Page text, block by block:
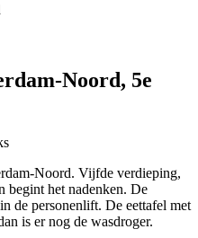
Noord, 5e
Noord. Vijfde verdieping,
begint het nadenken. De
de personenlift. De eettafel met
is er nog de wasdroger.